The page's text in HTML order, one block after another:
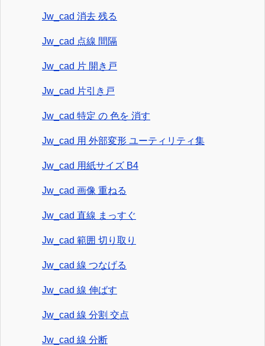
Jw_cad 消去 残る
Jw_cad 点線 間隔
Jw_cad 片 開き戸
Jw_cad 片引き戸
Jw_cad 特定 の 色を 消す
Jw_cad 用 外部変形 ユーティリティ集
Jw_cad 用紙サイズ B4
Jw_cad 画像 重ねる
Jw_cad 直線 まっすぐ
Jw_cad 範囲 切り取り
Jw_cad 線 つなげる
Jw_cad 線 伸ばす
Jw_cad 線 分割 交点
Jw_cad 線 分断